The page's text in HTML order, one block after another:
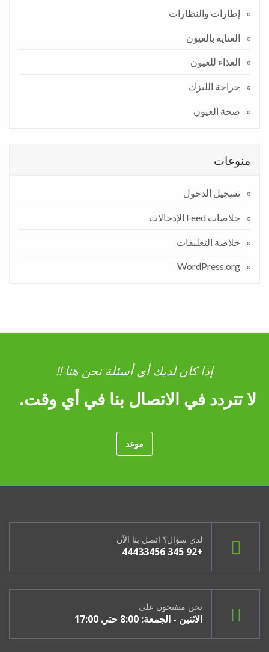
إطارات والنظارات
العناية بالعيون
الغذاء للعيون
جراحة الليزك
صحة العيون
منوعات
تسجيل الدخول
خلاصات Feed الإدخالات
خلاصة التعليقات
WordPress.org
إذا كان لديك أي أسئلة نحن هنا !!
لا تتردد في الاتصال بنا في أي وقت.
موعد
لدي سؤال؟ اتصل بنا الآن
+92 345 44433456
نحن منفتحون على
الاثنين - الجمعة: 8:00 حتي 17:00